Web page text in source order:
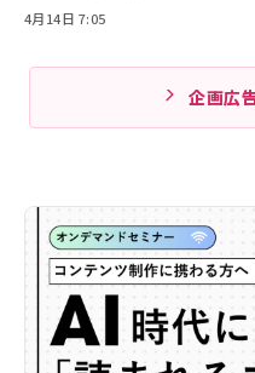
4月14日 7:05
企画広